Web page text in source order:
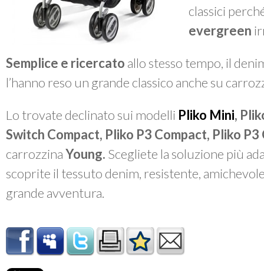
classici
evergreen
Semplice e ricercato allo stesso tempo, il
l’hanno reso un grande classico anche su
Lo trovate declinato sui modelli Pliko Mini,
Switch Compact, Pliko P3 Compact, Pliko
carrozzinaYoung. Scegliete la soluzione più
scoprite il tessuto denim, resistente,
grande avventura.